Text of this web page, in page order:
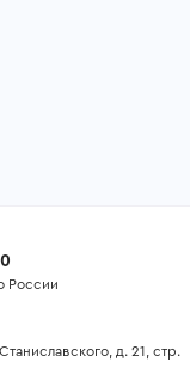
России
д. 21, стр.